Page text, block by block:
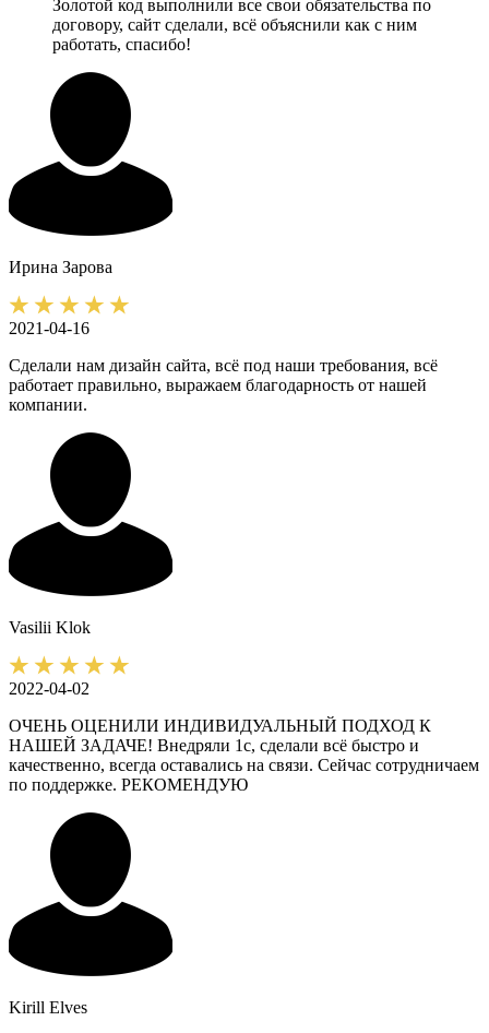
Золотой код выполнили все свои обязательства по
договору, сайт сделали, всё объяснили как с ним
работать, спасибо!
Ирина Зарова
2021-04-16
Сделали нам дизайн сайта, всё под наши требования, всё
работает правильно, выражаем благодарность от нашей
компании.
Vasilii Klok
2022-04-02
ОЧЕНЬ ОЦЕНИЛИ ИНДИВИДУАЛЬНЫЙ ПОДХОД К
НАШЕЙ ЗАДАЧЕ! Внедряли 1с, сделали всё быстро и
качественно, всегда оставались на связи. Сейчас сотрудничаем
по поддержке. РЕКОМЕНДУЮ
Kirill Elves